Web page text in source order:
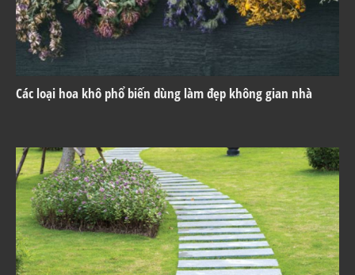
Các loại hoa khô phổ biến dùng làm đẹp không gian nhà